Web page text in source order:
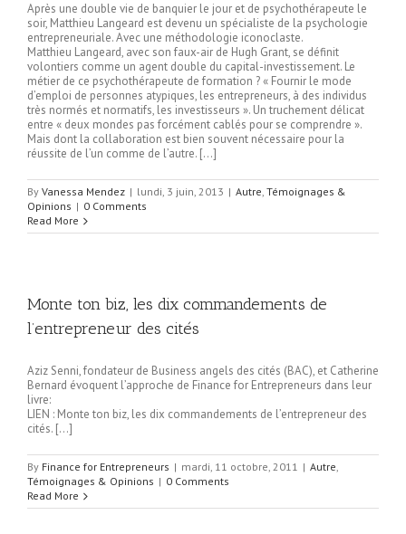
Après une double vie de banquier le jour et de psychothérapeute le
soir, Matthieu Langeard est devenu un spécialiste de la psychologie
entrepreneuriale. Avec une méthodologie iconoclaste.
Matthieu Langeard, avec son faux-air de Hugh Grant, se définit
volontiers comme un agent double du capital-investissement. Le
métier de ce psychothérapeute de formation ? « Fournir le mode
d’emploi de personnes atypiques, les entrepreneurs, à des individus
très normés et normatifs, les investisseurs ». Un truchement délicat
entre « deux mondes pas forcément cablés pour se comprendre ».
Mais dont la collaboration est bien souvent nécessaire pour la
réussite de l’un comme de l’autre. […]
By Vanessa Mendez | lundi, 3 juin, 2013 | Autre, Témoignages &
Opinions | 0 Comments
Read More
Monte ton biz, les dix commandements de
l’entrepreneur des cités
Aziz Senni, fondateur de Business angels des cités (BAC), et Catherine
Bernard évoquent l’approche de Finance for Entrepreneurs dans leur
livre:
LIEN : Monte ton biz, les dix commandements de l’entrepreneur des
cités. […]
By Finance for Entrepreneurs | mardi, 11 octobre, 2011 | Autre,
Témoignages & Opinions | 0 Comments
Read More